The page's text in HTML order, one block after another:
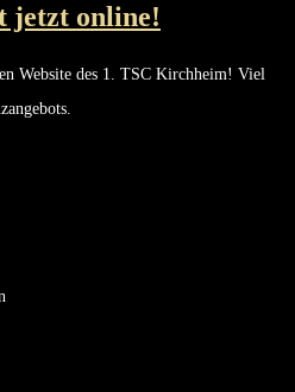
jetzt online!
Website des 1. TSC Kirchheim! Viel